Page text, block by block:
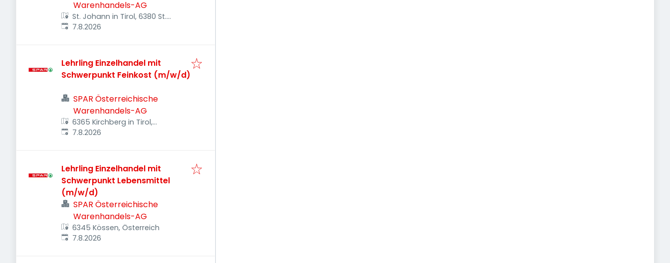
Warenhandels-AG
St. Johann in Tirol, 6380 St.
Johann in Tirol, Österreich
Veröffentlicht
7.8.2026
Lehrling Einzelhandel mit
Schwerpunkt Feinkost (m/w/d)
SPAR Österreichische
Warenhandels-AG
6365 Kirchberg in Tirol,
Österreich
Veröffentlicht
7.8.2026
Lehrling Einzelhandel mit
Schwerpunkt Lebensmittel
(m/w/d)
SPAR Österreichische
Warenhandels-AG
6345 Kössen, Österreich
Veröffentlicht
7.8.2026